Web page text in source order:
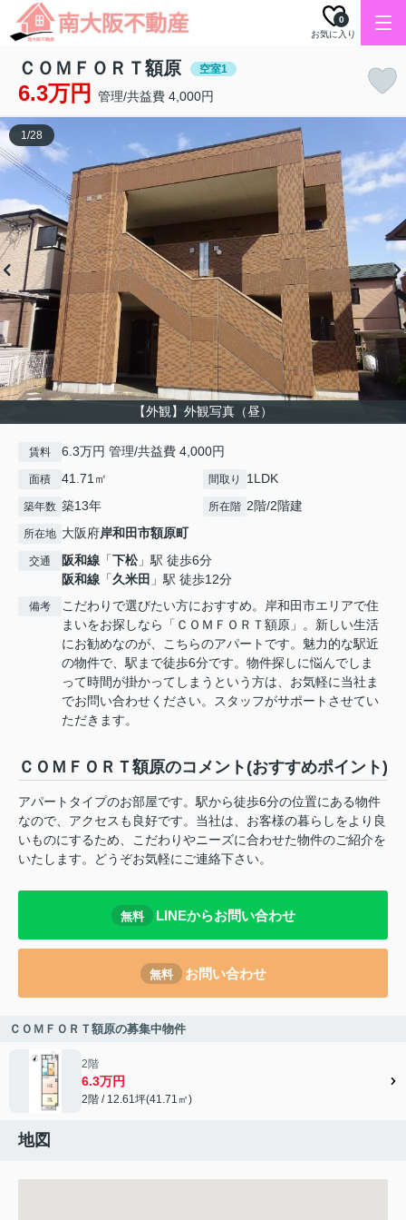
お気に入り
0
ＣＯＭＦＯＲＴ額原 空室1
6.3万円 管理/共益費 4,000円
【外観】外観写真（昼）
1/28
賃料 6.3万円 管理/共益費 4,000円
面積 41.71㎡ 間取り 1LDK
築年数 築13年 所在階 2階/2階建
所在地 大阪府岸和田市額原町
交通 阪和線 「下松」駅 徒歩6分
阪和線 「久米田 」駅 徒歩12分
備考
こだわりで選びたい方におすすめ。岸和田市エリアで住
まいをお探しなら「ＣＯＭＦＯＲＴ額原」。新しい生活
にお勧めなのが、こちらのアパートです。魅力的な駅近
の物件で、駅まで徒歩6分です。物件探しに悩んでしま
って時間が掛かってしまうという方は、お気軽に当社ま
でお問い合わせください。スタッフがサポートさせてい
ただきます。
ＣＯＭＦＯＲＴ額原のコメント(おすすめポイント)
アパートタイプのお部屋です。駅から徒歩6分の位置にある物件
なので、アクセスも良好です。当社は、お客様の暮らしをより良
いものにするため、こだわりやニーズに合わせた物件のご紹介を
いたします。どうぞお気軽にご連絡下さい。
無料 LINEからお問い合わせ
無料 お問い合わせ
ＣＯＭＦＯＲＴ額原の募集中物件
2階
6.3万円
2階 / 12.61坪(41.71㎡)
地図